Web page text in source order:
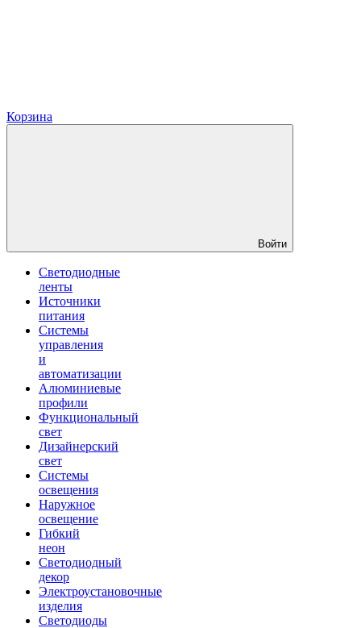
Корзина
Войти
Светодиодные
ленты
Источники
питания
Системы
управления
и
автоматизации
Алюминиевые
профили
Функциональный
свет
Дизайнерский
свет
Системы
освещения
Наружное
освещение
Гибкий
неон
Светодиодный
декор
Электроустановочные
изделия
Светодиоды